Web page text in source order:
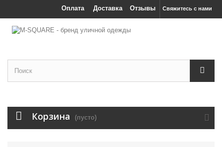
Свяжитесь с нами
Отзывы
Доставка
Оплата
Корзина (пусто)